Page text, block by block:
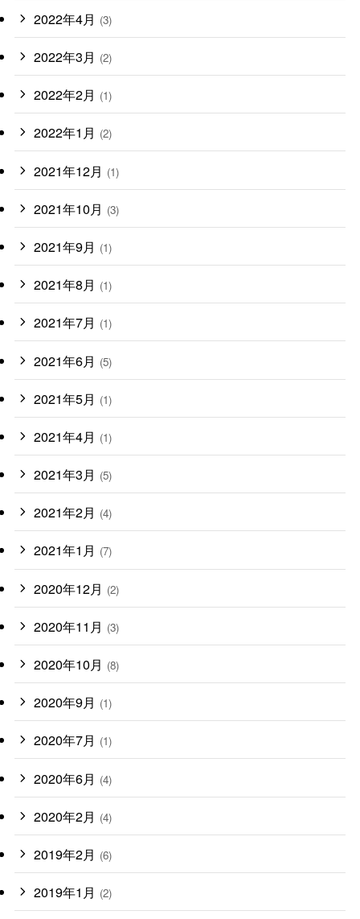
2022年4月 (3)
2022年3月 (2)
2022年2月 (1)
2022年1月 (2)
2021年12月 (1)
2021年10月 (3)
2021年9月 (1)
2021年8月 (1)
2021年7月 (1)
2021年6月 (5)
2021年5月 (1)
2021年4月 (1)
2021年3月 (5)
2021年2月 (4)
2021年1月 (7)
2020年12月 (2)
2020年11月 (3)
2020年10月 (8)
2020年9月 (1)
2020年7月 (1)
2020年6月 (4)
2020年2月 (4)
2019年2月 (6)
2019年1月 (2)